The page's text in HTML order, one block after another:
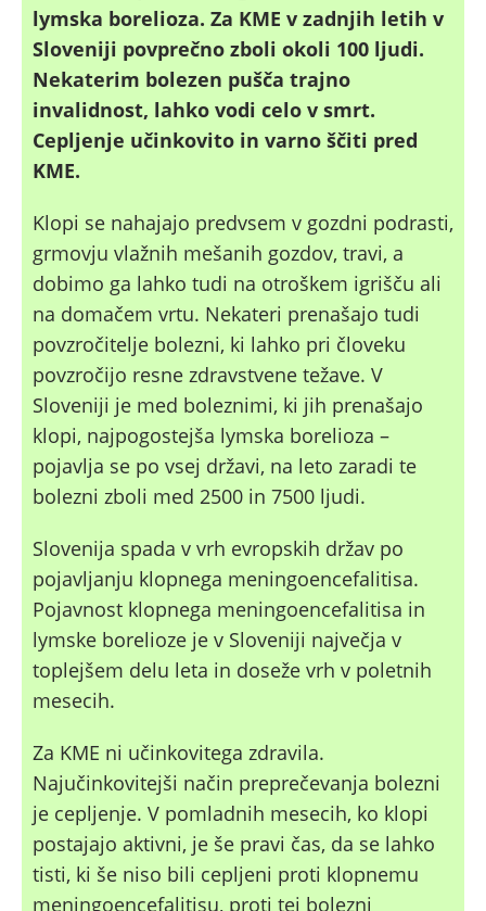
lymska borelioza. Za KME v zadnjih letih v
Sloveniji povprečno zboli okoli 100 ljudi.
Nekaterim bolezen pušča trajno
invalidnost, lahko vodi celo v smrt.
Cepljenje učinkovito in varno ščiti pred
KME.
Klopi se nahajajo predvsem v gozdni podrasti,
grmovju vlažnih mešanih gozdov, travi, a
dobimo ga lahko tudi na otroškem igrišču ali
na domačem vrtu. Nekateri prenašajo tudi
povzročitelje bolezni, ki lahko pri človeku
povzročijo resne zdravstvene težave. V
Sloveniji je med boleznimi, ki jih prenašajo
klopi, najpogostejša lymska borelioza –
pojavlja se po vsej državi, na leto zaradi te
bolezni zboli med 2500 in 7500 ljudi.
Slovenija spada v vrh evropskih držav po
pojavljanju klopnega meningoencefalitisa.
Pojavnost klopnega meningoencefalitisa in
lymske borelioze je v Sloveniji največja v
toplejšem delu leta in doseže vrh v poletnih
mesecih.
Za KME ni učinkovitega zdravila.
Najučinkovitejši način preprečevanja bolezni
je cepljenje. V pomladnih mesecih, ko klopi
postajajo aktivni, je še pravi čas, da se lahko
tisti, ki še niso bili cepljeni proti klopnemu
meningoencefalitisu, proti tej bolezni